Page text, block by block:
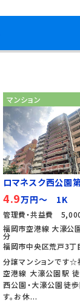
マンション
ロマネスク西公園
4.9万円～ 1K
管理費・共益費
福岡市空港線 大濠公
分
福岡市中央区荒戸3丁
分譲マンションです☆
空港線 大濠公園駅 徒
西公園・大濠公園徒
す。お休...